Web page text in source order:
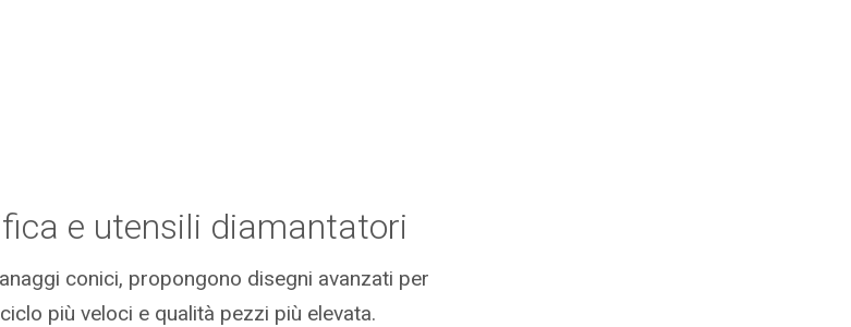
e utensili diamantatori
conici, propongono disegni avanzati per
più veloci e qualità pezzi più elevata.